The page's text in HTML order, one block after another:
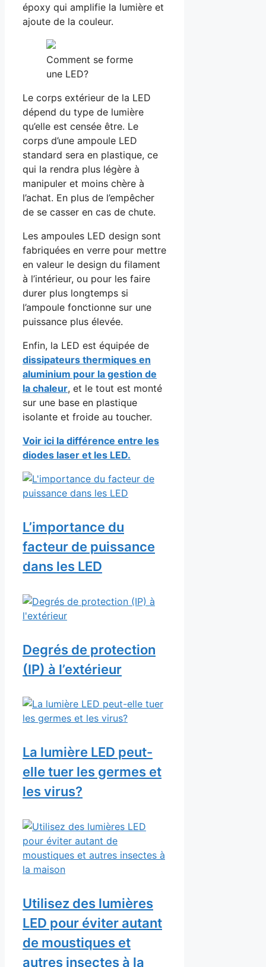
époxy qui amplifie la lumière et
ajoute de la couleur.
Comment se forme
une LED?
Le corps extérieur de la LED
dépend du type de lumière
qu’elle est censée être. Le
corps d’une ampoule LED
standard sera en plastique, ce
qui la rendra plus légère à
manipuler et moins chère à
l’achat. En plus de l’empêcher
de se casser en cas de chute.
Les ampoules LED design sont
fabriquées en verre pour mettre
en valeur le design du filament
à l’intérieur, ou pour les faire
durer plus longtemps si
l’ampoule fonctionne sur une
puissance plus élevée.
Enfin, la LED est équipée de
dissipateurs thermiques en
aluminium pour la gestion de
la chaleur, et le tout est monté
sur une base en plastique
isolante et froide au toucher.
Voir ici la différence entre les
diodes laser et les LED.
L’importance du
facteur de puissance
dans les LED
Degrés de protection
(IP) à l’extérieur
La lumière LED peut-
elle tuer les germes et
les virus?
Utilisez des lumières
LED pour éviter autant
de moustiques et
autres insectes à la